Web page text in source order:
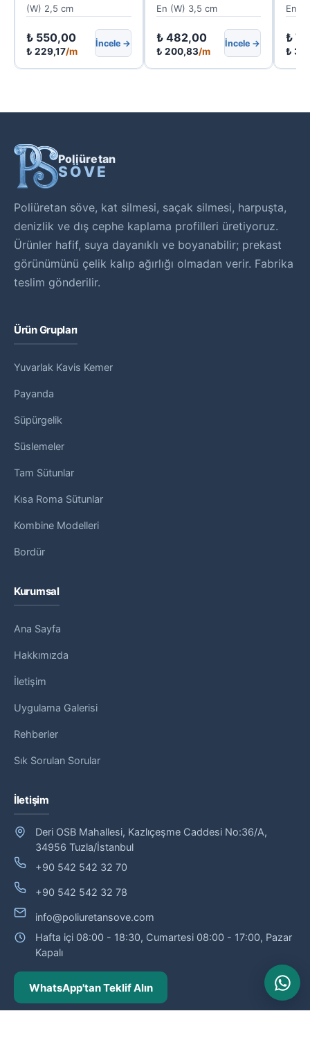
(W) 2,5 cm
₺ 550,00
₺ 229,17/m
İncele →
En (W) 3,5 cm
₺482,00
₺ 200,83/m
İncele →
En
₺
₺
Poliüretan
SÖVE
Poliüretan söve, kat silmesi, saçak silmesi, harpuşta,
denizlik ve dış cephe kaplama profilleri üretiyoruz.
Ürünler hafif, suya dayanıklı ve boyanabilir; prekast
görünümünü çelik kalıp ağırlığı olmadan verir. Fabrika
teslim gönderilir.
Ürün Grupları
Yuvarlak Kavis Kemer
Payanda
Süpürgelik
Süslemeler
Tam Sütunlar
Kısa Roma Sütunlar
Kombine Modelleri
Bordür
Kurumsal
Ana Sayfa
Hakkımızda
İletişim
Uygulama Galerisi
Rehberler
Sık Sorulan Sorular
İletişim
Deri OSB Mahallesi, Kazlıçeşme Caddesi No:36/A,
34956 Tuzla/İstanbul
+90 542 542 32 70
+90 542 542 32 78
info@poliuretansove.com
Hafta içi 08:00 - 18:30, Cumartesi 08:00 - 17:00, Pazar
Kapalı
WhatsApp'tan Teklif Alın